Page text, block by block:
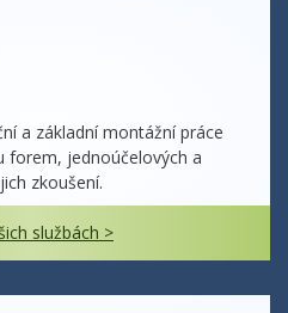
a základní montážní práce
forem, jednoúčelových a
zkoušení.
službách >